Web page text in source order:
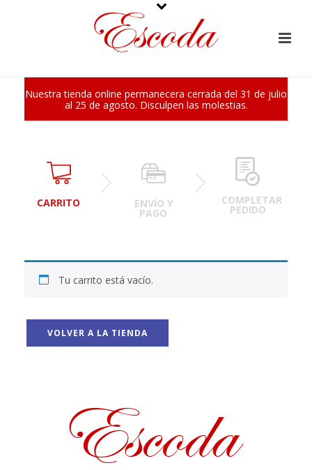
Nuestra tienda online permanecera cerrada del 31 de julio
al 25 de agosto. Disculpen las molestias.
CARRITO ENVÍO Y
PAGO
COMPLETAR
PEDIDO
Tu carrito está vacío.
VOLVER A LA TIENDA